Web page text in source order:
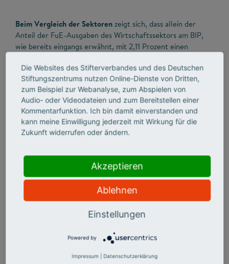
Beim Vergleich der Sektorenzeigt sich, dass allein der
Anteil der FuE-Ausgaben des Wirtschaftssektors am BIP,
wie bereits eingangs erwähnt, mit 2,11 Prozent einen
verzeichnet. Währenddessen ist der Anteil des
Hochschulsektors gleichgeblieben (0,57 Prozent) und der
Anteil des Staatssektors einschließlich privater
Institutionen ohne Erwerbszweck (PNP) mit insgesamt 0,45
Prozent um 0,01 Prozentpunkte zurückgegangen (0,46
Prozent im Jahr 2021).
FUE-INTENSITÄT DEUTSCHLANDS NACH SEKTOREN IM
ZEITVERLAUF
Anteil der internen FuE-Aufwendungen am BIP; in Prozent
Die Websites des Stifterverbandes und des Deutschen
Stiftungszentrums nutzen Online-Dienste von Dritten,
zum Beispiel zur Webanalyse, zum Abspielen von
Audio- oder Videodateien und zum Bereitstellen einer
Kommentarfunktion. Ich bin damit einverstanden und
kann meine Einwilligung jederzeit mit Wirkung für die
Zukunft widerrufen oder ändern.
Akzeptieren
Ablehnen
Einstellungen
Powered by
Impressum Datenschutzerklärung